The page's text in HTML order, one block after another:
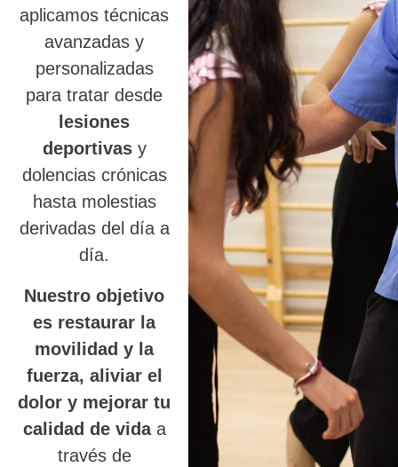
aplicamos técnicas
avanzadas y
personalizadas
para tratar desde
lesiones
deportivasy
dolencias crónicas
hasta molestias
derivadas del día a
día.
Nuestro objetivo
es restaurar la
movilidad y la
fuerza, aliviar el
dolor y mejorar tu
calidad de vidaa
través de